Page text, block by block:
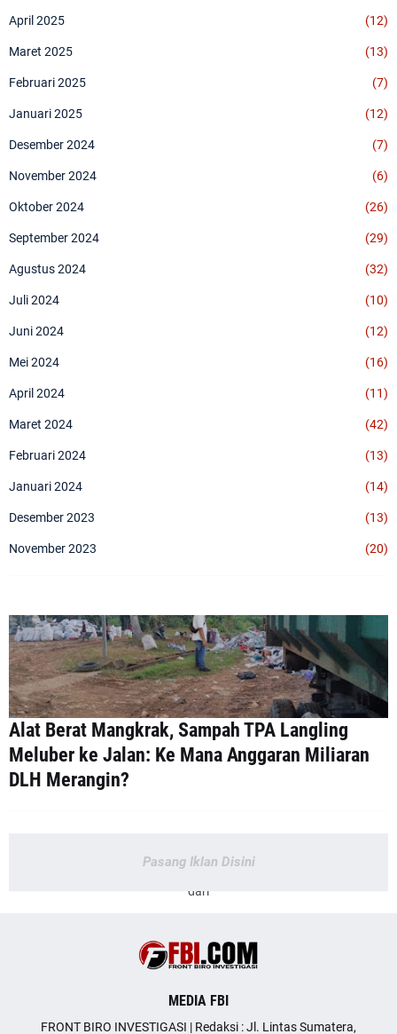
April 2025 (12)
Maret 2025 (13)
Februari 2025 (7)
Januari 2025 (12)
Desember 2024 (7)
November 2024 (6)
Oktober 2024 (26)
September 2024 (29)
Agustus 2024 (32)
Juli 2024 (10)
Juni 2024 (12)
Mei 2024 (16)
April 2024 (11)
Maret 2024 (42)
Februari 2024 (13)
Januari 2024 (14)
Desember 2023 (13)
November 2023 (20)
Alat Berat Mangkrak, Sampah TPA Langling
Meluber ke Jalan: Ke Mana Anggaran Miliaran
DLH Merangin?
Pasang Iklan Disini
dari
MEDIA FBI
FRONT BIRO INVESTIGASI | Redaksi : Jl. Lintas Sumatera,